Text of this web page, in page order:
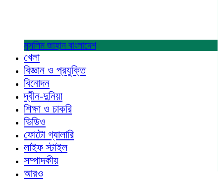
মুসলিম জাহান বাংলাদেশ
খেলা
বিজ্ঞান ও প্রযুক্তি
বিনোদন
দ্বীন-দুনিয়া
শিক্ষা ও চাকরি
ভিডিও
ফোটো গ্যালারি
লাইফ স্টাইল
সম্পাদকীয়
আরও